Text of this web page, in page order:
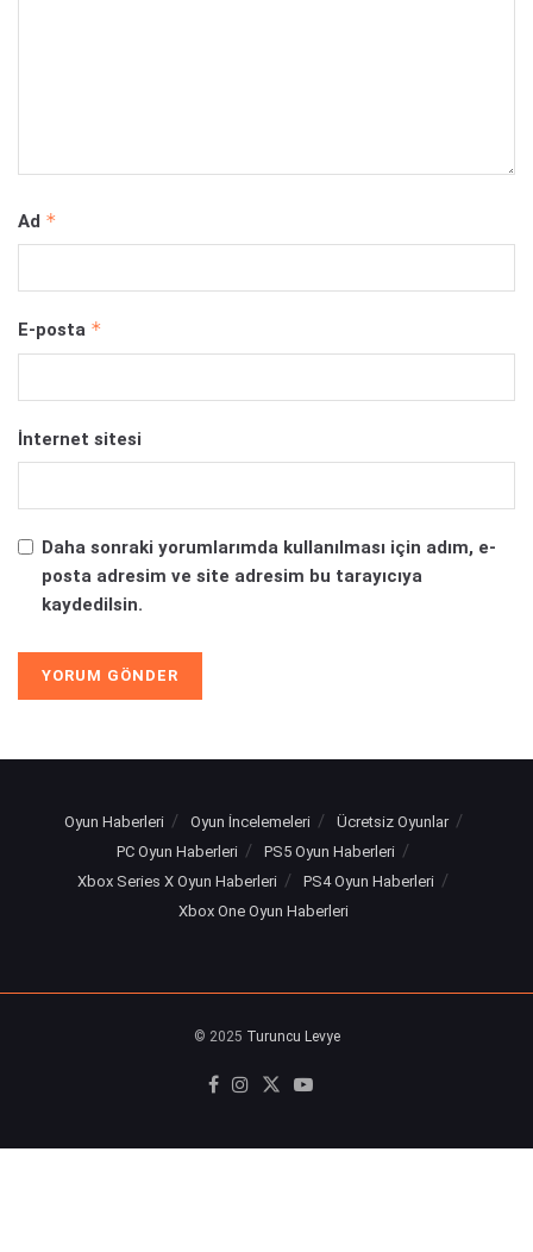
Ad *
E-posta *
İnternet sitesi
Daha sonraki yorumlarımda kullanılması için adım, e-
posta adresim ve site adresim bu tarayıcıya
kaydedilsin.
Oyun Haberleri Oyun İncelemeleri
Ücretsiz Oyunlar
PC Oyun Haberleri
PS5 Oyun Haberleri
Xbox Series X Oyun Haberleri
PS4 Oyun Haberleri
Xbox One Oyun Haberleri
© 2025 Turuncu Levye